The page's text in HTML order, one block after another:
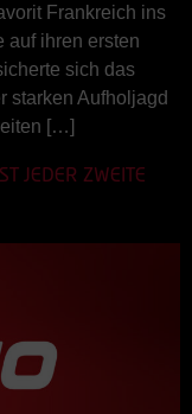
Frankreich ins
auf ihren ersten
sich das
starken Aufholjagd
[…]
JEDER ZWEITE